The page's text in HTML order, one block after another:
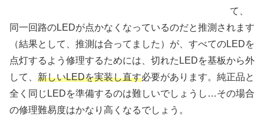
て、
同一回路のLEDが点かなくなっているのだと推測されます
（結果として、推測は合ってました）が、すべてのLEDを
点灯するよう修理するためには、切れたLEDを基板から外
して、 新しいLEDを実装し直す必要があります。純正品と
全く同じLEDを準備するのは難しいでしょうし…その場合
の修理難易度はかなり高くなるでしょう。